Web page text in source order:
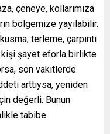
çeneye, kollarımıza
bölgemize yayılabilir.
terleme, çarpıntı
kişi şayet eforla birlikte
son vakitlerde
arttıysa, yeniden
değerli. Bunun
tabibe